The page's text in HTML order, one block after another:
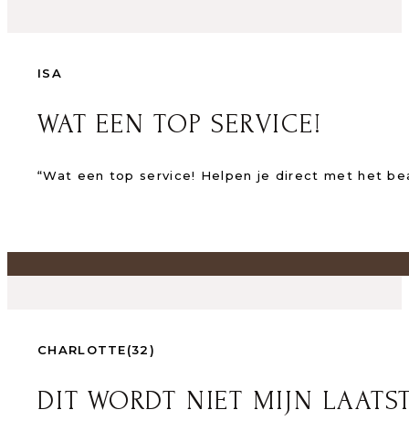
ISA
WAT EEN TOP SERVICE!
“Wat een top service! Helpen je direct met het
CHARLOTTE(32)
DIT WORDT NIET MIJN